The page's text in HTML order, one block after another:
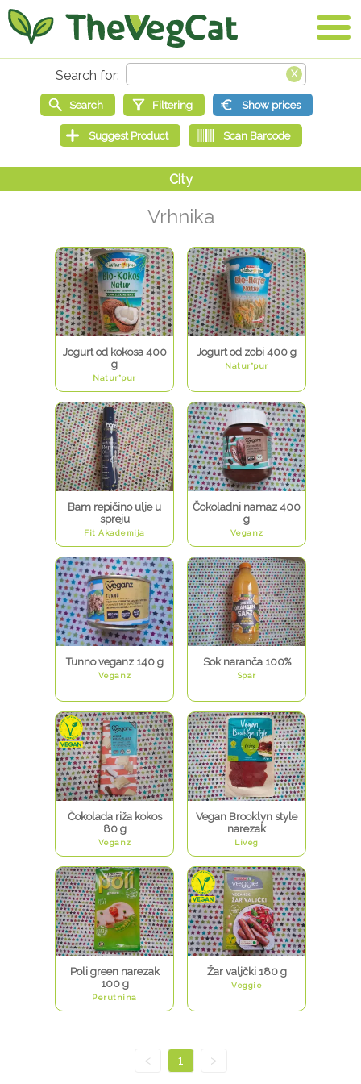
Vrhnika
Jogurt od kokosa 400
g
Natur*pur
Jogurt od zobi 400 g
Natur*pur
Bam repičino ulje u
spreju
Fit Akademija
Čokoladni namaz 400
g
Veganz
Tunno veganz 140 g
Veganz
Sok naranča 100%
Spar
Čokolada riža kokos
80 g
Veganz
Vegan Brooklyn style
narezak
Liveg
Poli green narezak
100 g
Perutnina
Žar valjčki 180 g
Veggie
< 1 >